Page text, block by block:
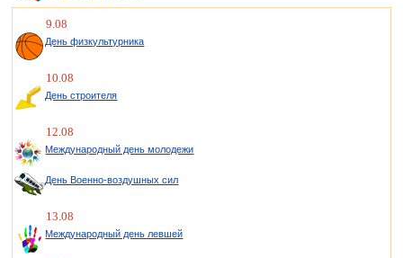
9.08
День физкультурника
10.08
День строителя
12.08
Международный день молодежи
День Военно-воздушных сил
13.08
Международный день левшей